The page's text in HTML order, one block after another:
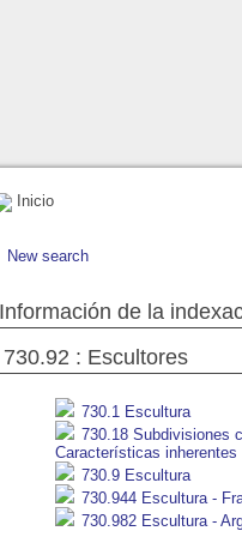
Inicio
New search
Información de la
730.92 : Escultores
730.1 Escultura
730.18 Subdivisiones
Características inherentes
730.9 Escultura
730.944 Escultura -
730.982 Escultura -